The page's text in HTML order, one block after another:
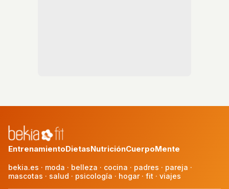
EntrenamientoDietasNutriciónCuerpoMente
bekia.es · moda · belleza · cocina · padres · pareja ·
mascotas · salud · psicología · hogar· fit · viajes